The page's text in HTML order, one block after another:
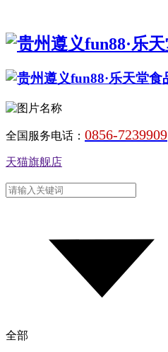
全国服务电话： 0856-7239909
天猫旗舰店
全部